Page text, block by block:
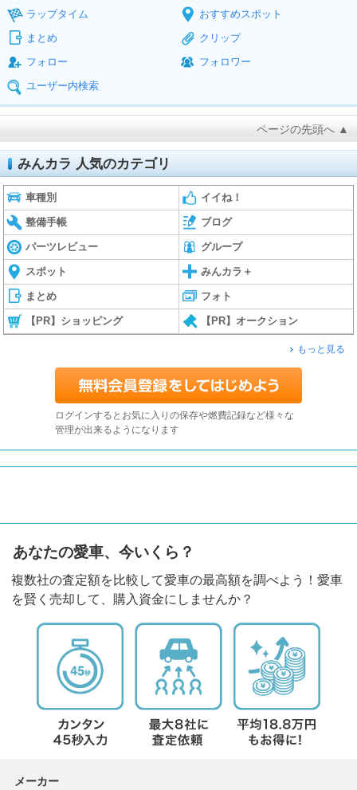
ラップタイム
おすすめスポット
まとめ
クリップ
フォロー
フォロワー
ユーザー内検索
ページの先頭へ ▲
みんカラ 人気のカテゴリ
車種別 イイね！
整備手帳 ブログ
パーツレビュー グループ
スポット みんカラ＋
まとめ フォト
【PR】ショッピング 【PR】オークション
もっと見る
ログインするとお気に入りの保存や燃費記録など様々な
管理が出来るようになります
あなたの愛車、今いくら？
複数社の査定額を比較して愛車の最高額を調べよう！愛車
を賢く売却して、購入資金にしませんか？
メーカー